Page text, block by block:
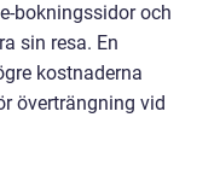
bokningssidor och
sin resa. En
kostnaderna
överträngning vid